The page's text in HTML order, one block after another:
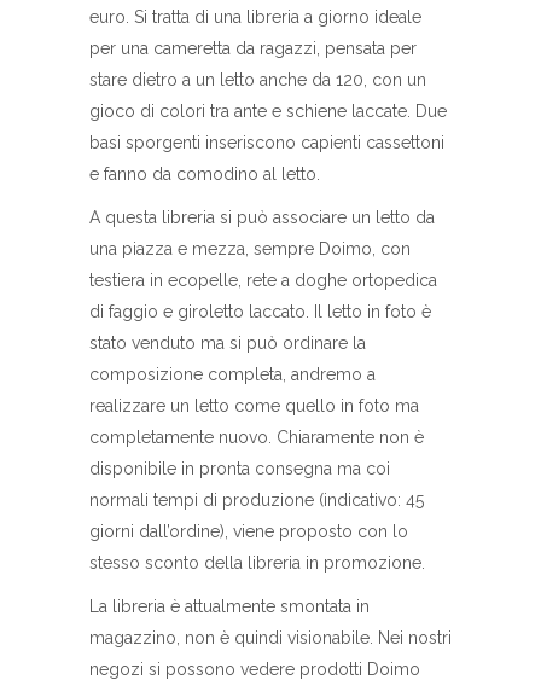
euro. Si tratta di una libreria a giorno ideale
per una cameretta da ragazzi, pensata per
stare dietro a un letto anche da 120, con un
gioco di colori tra ante e schiene laccate. Due
basi sporgenti inseriscono capienti cassettoni
e fanno da comodino al letto.
A questa libreria si può associare un letto da
una piazza e mezza, sempre Doimo, con
testiera in ecopelle, rete a doghe ortopedica
di faggio e giroletto laccato. Il letto in foto è
stato venduto ma si può ordinare la
composizione completa, andremo a
realizzare un letto come quello in foto ma
completamente nuovo. Chiaramente non è
disponibile in pronta consegna ma coi
normali tempi di produzione (indicativo: 45
giorni dall’ordine), viene proposto con lo
stesso sconto della libreria in promozione.
La libreria è attualmente smontata in
magazzino, non è quindi visionabile. Nei nostri
negozi si possono vedere prodotti Doimo